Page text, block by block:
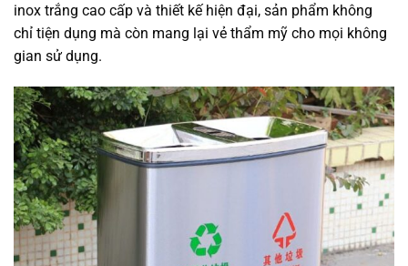
inox trắng cao cấp và thiết kế hiện đại, sản phẩm không
chỉ tiện dụng mà còn mang lại vẻ thẩm mỹ cho mọi không
gian sử dụng.